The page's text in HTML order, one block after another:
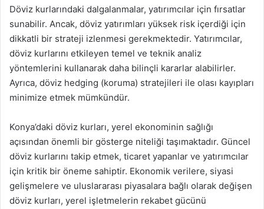
Döviz kurlarındaki dalgalanmalar, yatırımcılar için fırsatlar
sunabilir. Ancak, döviz yatırımları yüksek risk içerdiği için
dikkatli bir strateji izlenmesi gerekmektedir. Yatırımcılar,
döviz kurlarını etkileyen temel ve teknik analiz
yöntemlerini kullanarak daha bilinçli kararlar alabilirler.
Ayrıca, döviz hedging (koruma) stratejileri ile olası kayıpları
minimize etmek mümkündür.
Konya’daki döviz kurları, yerel ekonominin sağlığı
açısından önemli bir gösterge niteliği taşımaktadır. Güncel
döviz kurlarını takip etmek, ticaret yapanlar ve yatırımcılar
için kritik bir öneme sahiptir. Ekonomik verilere, siyasi
gelişmelere ve uluslararası piyasalara bağlı olarak değişen
döviz kurları, yerel işletmelerin rekabet gücünü